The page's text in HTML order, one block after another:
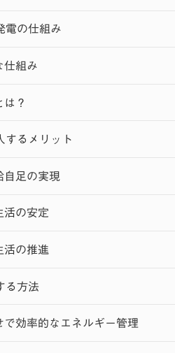
電の仕組み
仕組み
は？
するメリット
自足の実現
活の安定
活の推進
る方法
効率的なエネルギー管理